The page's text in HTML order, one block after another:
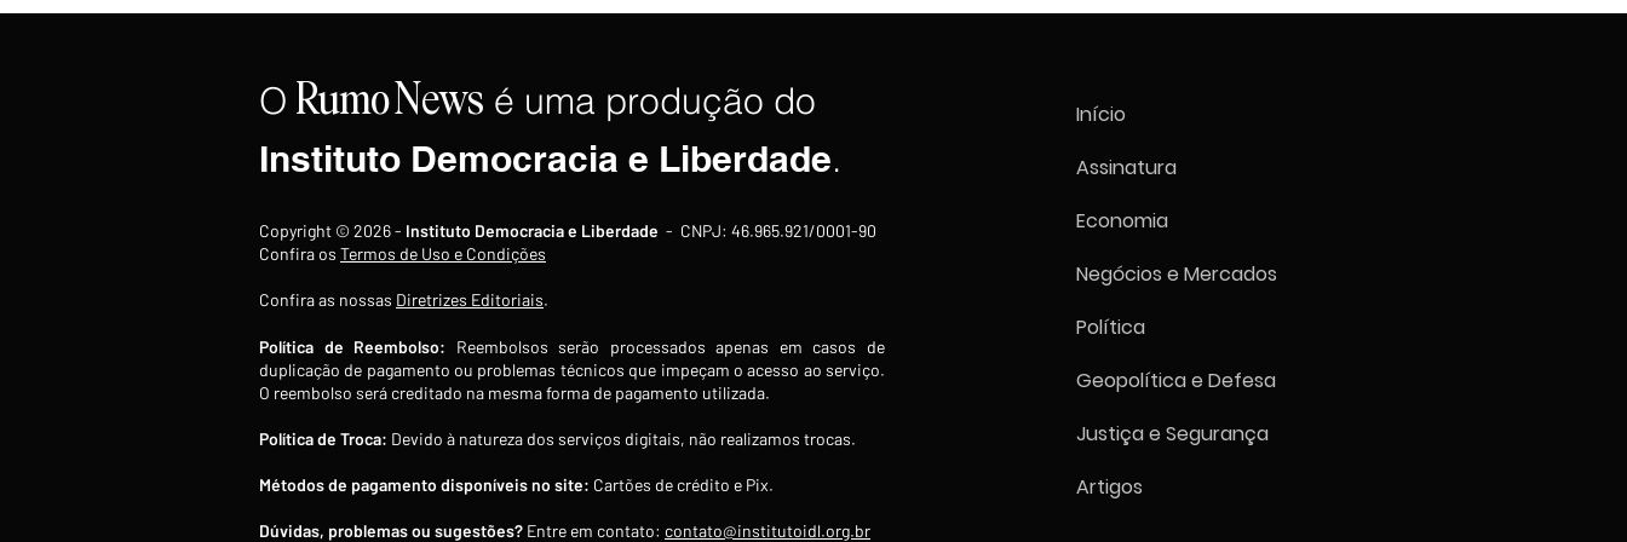
fim de linha"
O RumoNews é uma produção do
Instituto Democracia e Liberdade.
Copyright © 2026 - Instituto Democracia e Liberdade - CNPJ: 46.965.921/0001-90
Confira os Termos de Uso e Condições
Confira as nossas Diretrizes Editoriais.
Política de Reembolso: Reembolsos serão processados apenas em casos de
duplicação de pagamento ou problemas técnicos que impeçam o acesso ao serviço.
O reembolso será creditado na mesma forma de pagamento utilizada.
Política de Troca: Devido à natureza dos serviços digitais, não realizamos trocas.
Métodos de pagamento disponíveis no site: Cartões de crédito e Pix.
Dúvidas, problemas ou sugestões? Entre em contato: contato@institutoidl.org.br
Início
Assinatura
Economia
Negócios e Mercados
Política
Geopolítica e Defesa
Justiça e Segurança
Artigos